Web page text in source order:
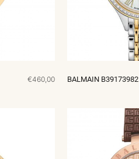
€460,00 BALMAIN B39173982